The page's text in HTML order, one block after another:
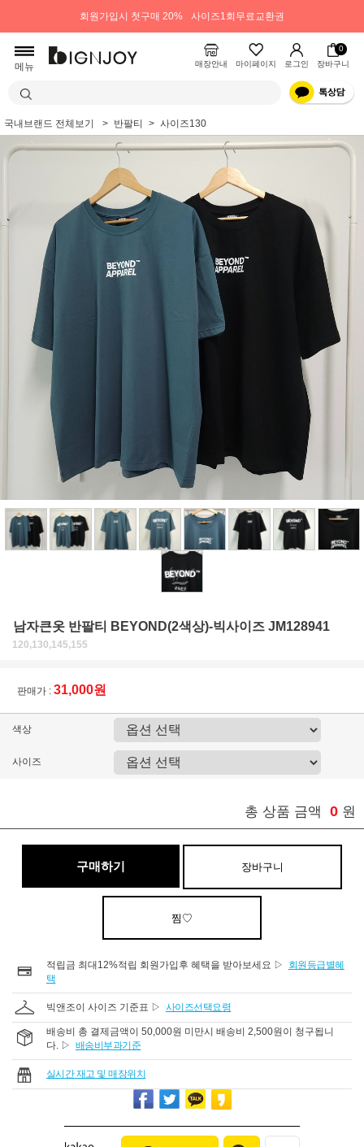
회원가입시 첫구매 20% 사이즈1회무료교환권
메뉴 매장안내 마이페이지 로그인
0
장바구니
국내브랜드 전체보기 반팔티 사이즈130
남자큰옷 반팔티 BEYOND(2색상)-빅사이즈 JM128941
120,130,145,155
판매가 : 31,000원
색상
사이즈
총 상품 금액 0 원
구매하기 장바구니
찜♡
적립금 최대12%적립 회원가입후 혜택을 받아보세요 ▷
회원등급별혜
택
빅앤조이 사이즈 기준표 ▷ 사이즈선택요령
배송비 총 결제금액이 50,000원 미만시 배송비 2,500원이 청구됩니
다. ▷ 배송비부과기준
실시간 재고 및 매장위치